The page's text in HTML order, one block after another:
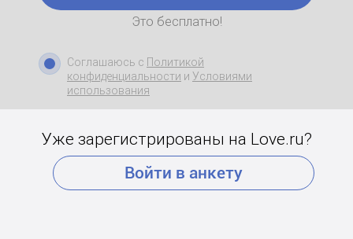
Это бесплатно!
Соглашаюсь с Политикой
конфиденциальности и Условиями
использования
Уже зарегистрированы на Love.ru?
Войти в анкету